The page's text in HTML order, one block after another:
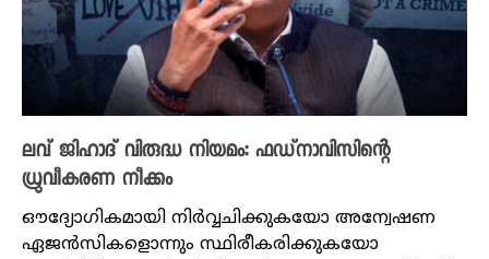
ലവ് ജിഹാദ് വിരുദ്ധ നിയമം: ഫഡ്‌നാവിസിന്റെ
ധ്രുവീകരണ നീക്കം
ഔദ്യോ​ഗികമായി നിർവ്വചിക്കുകയോ അന്വേഷണ
ഏജൻസികളൊന്നും സ്ഥിരീകരിക്കുകയോ